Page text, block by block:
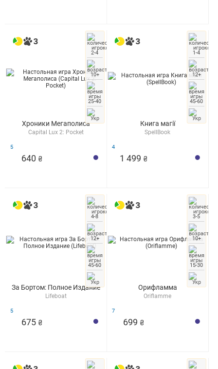
Хроники Мегаполиса
Capital Lux 2: Pocket
2-4
10+
25-40
5
640 ₴
Книга магії
SpellBook
1-4
12+
45-60
4
1 499 ₴
За Бортом: Полное Издание
Lifeboat
4-8
12+
45-60
5
675 ₴
Орифламма
Oriflamme
3-5
10+
15-30
7
699 ₴